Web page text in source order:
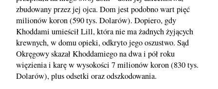
zbudowany przez jej ojca. Dom jest podobno wart pięć
milionów koron (590 tys. Dolarów). Dopiero, gdy
Khoddami umieścił Lill, która nie ma żadnych żyjących
krewnych, w domu opieki, odkryto jego oszustwo. Sąd
Okręgowy skazał Khoddamiego na dwa i pół roku
więzienia i karę w wysokości 7 milionów koron (830 tys.
Dolarów), plus odsetki oraz odszkodowania.